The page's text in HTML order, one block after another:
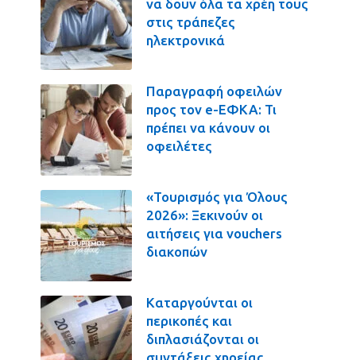
να δουν όλα τα χρέη τους
στις τράπεζες
ηλεκτρονικά
Παραγραφή οφειλών
προς τον e-ΕΦΚΑ: Τι
πρέπει να κάνουν οι
οφειλέτες
«Τουρισμός για Όλους
2026»: Ξεκινούν οι
αιτήσεις για vouchers
διακοπών
Καταργούνται οι
περικοπές και
διπλασιάζονται οι
συντάξεις χηρείας